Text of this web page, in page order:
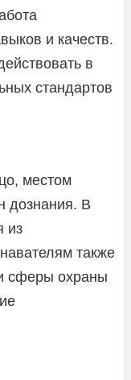
и качеств.
в
стандартов
местом
дознания. В
из
также
сферы охраны